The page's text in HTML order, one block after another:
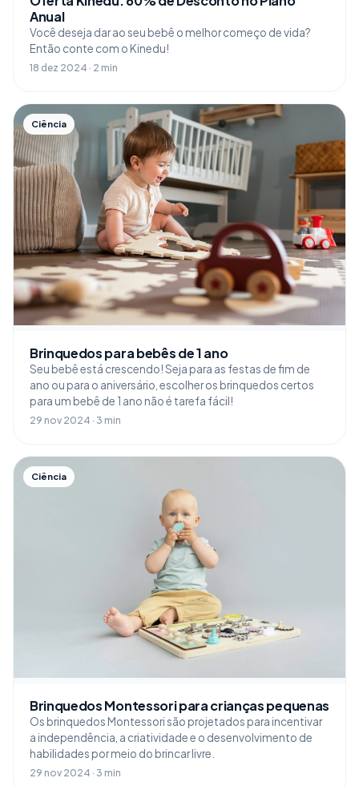
Anual
Você deseja dar ao seu bebê o melhor começo de vida?
Então conte com o Kinedu!
18 dez 2024 · 2 min
Ciência
Brinquedos para bebês de 1 ano
Seu bebê está crescendo! Seja para as festas de fim de
ano ou para o aniversário, escolher os brinquedos certos
para um bebê de 1 ano não é tarefa fácil!
29 nov 2024 · 3 min
Ciência
Brinquedos Montessori para crianças pequenas
Os brinquedos Montessori são projetados para incentivar
a independência, a criatividade e o desenvolvimento de
habilidades por meio do brincar livre.
29 nov 2024 · 3 min